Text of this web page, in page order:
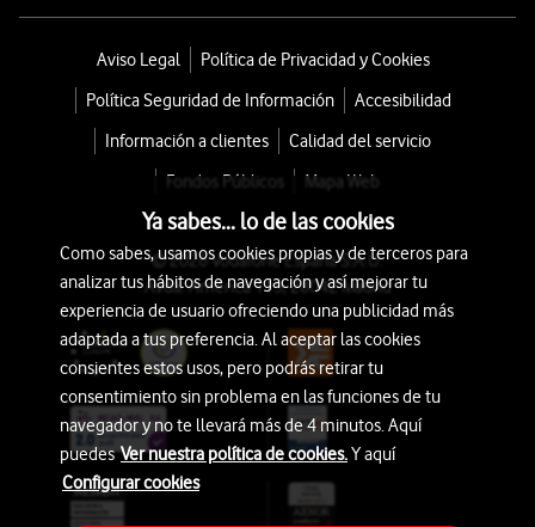
Aviso Legal
Política de Privacidad y Cookies
Política Seguridad de Información
Accesibilidad
Información a clientes
Calidad del servicio
Fondos Públicos
Mapa Web
© 2026 Vodafone España S.A.U.
Avda. América 115, 28042 Madrid
Ya sabes... lo de las cookies
Como sabes, usamos cookies propias y de terceros para
analizar tus hábitos de navegación y así mejorar tu
experiencia de usuario ofreciendo una publicidad más
adaptada a tus preferencia. Al aceptar las cookies
consientes estos usos, pero podrás retirar tu
consentimiento sin problema en las funciones de tu
navegador y no te llevará más de 4 minutos. Aquí
puedesVer nuestra política de cookies.Y aquí
Configurar cookies